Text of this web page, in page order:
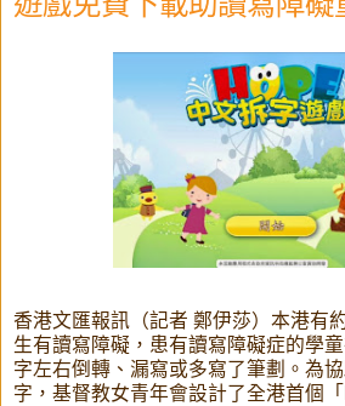
香港文匯報訊（記者 鄭伊莎）本港有
生有讀寫障礙，患有讀寫障礙症的學
字左右倒轉、漏寫或多寫了筆劃。為
字，基督教女青年會設計了全港首個